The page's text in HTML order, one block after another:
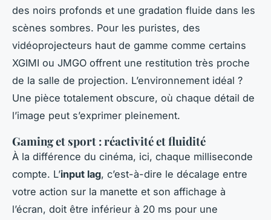
des noirs profonds et une gradation fluide dans les
scènes sombres. Pour les puristes, des
vidéoprojecteurs haut de gamme comme certains
XGIMI ou JMGO offrent une restitution très proche
de la salle de projection. L’environnement idéal ?
Une pièce totalement obscure, où chaque détail de
l’image peut s’exprimer pleinement.
Gaming et sport : réactivité et fluidité
À la différence du cinéma, ici, chaque milliseconde
compte. L’input lag, c’est-à-dire le décalage entre
votre action sur la manette et son affichage à
l’écran, doit être inférieur à 20 ms pour une